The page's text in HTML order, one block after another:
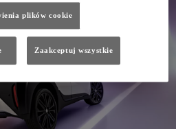
plików cookie
Zaakceptuj wszystkie